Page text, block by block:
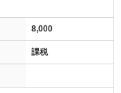
8,000
課税